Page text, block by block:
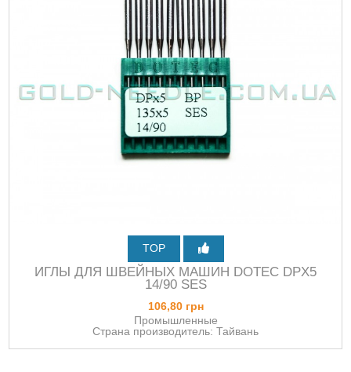
TOP
ИГЛЫ ДЛЯ ШВЕЙНЫХ МАШИН DOTEC DPХ5
14/90 SES
106,80 грн
Промышленные
Страна производитель: Тайвань